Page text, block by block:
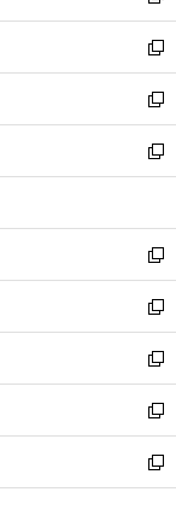
開
く
ウ
で
開
く
ン
ド
ウ
で
開
く
ウ
ィ
ン
ド
ウ
で
開
し
い
ウ
ィ
ン
ド
ウ
開
く
新
し
い
ウ
ィ
ン
ウ
で
開
く
新
し
い
ウ
ン
ド
ウ
で
開
く
新
し
ウ
ィ
ン
ド
ウ
で
開
く
新
し
い
ウ
ィ
ン
ド
ウ
で
開
新
し
い
ウ
ィ
ン
ド
ウ
新
し
い
ウ
ィ
ン
新
し
い
ウ
新
し